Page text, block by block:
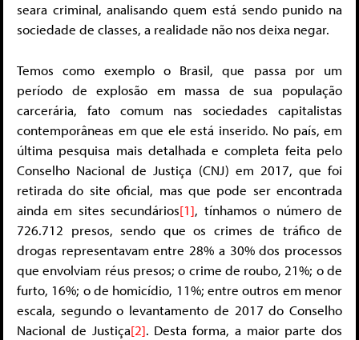
seara criminal, analisando quem está sendo punido na
sociedade de classes, a realidade não nos deixa negar.
Temos como exemplo o Brasil, que passa por um
período de explosão em massa de sua população
carcerária, fato comum nas sociedades capitalistas
contemporâneas em que ele está inserido. No país, em
última pesquisa mais detalhada e completa feita pelo
Conselho Nacional de Justiça (CNJ) em 2017, que foi
retirada do site oficial, mas que pode ser encontrada
ainda em sites secundários[1], tínhamos o número de
726.712 presos, sendo que os crimes de tráfico de
drogas representavam entre 28% a 30% dos processos
que envolviam réus presos; o crime de roubo, 21%; o de
furto, 16%; o de homicídio, 11%; entre outros em menor
escala, segundo o levantamento de 2017 do Conselho
Nacional de Justiça[2]. Desta forma, a maior parte dos